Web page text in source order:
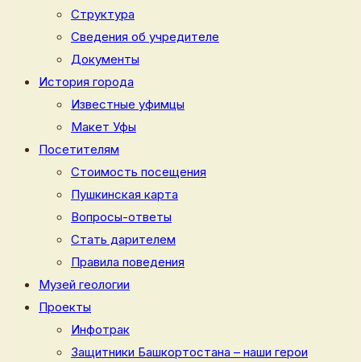
Структура
Сведения об учредителе
Документы
История города
Известные уфимцы
Макет Уфы
Посетителям
Стоимость посещения
Пушкинская карта
Вопросы-ответы
Стать дарителем
Правила поведения
Музей геологии
Проекты
Инфотрак
Защитники Башкортостана – наши герои